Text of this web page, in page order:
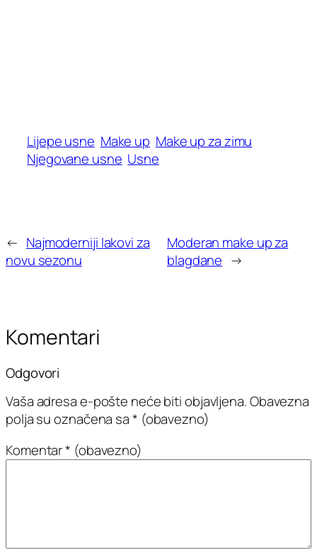
Lijepe usne Make up Make up za zimu
Njegovane usne Usne
← Najmoderniji lakovi za
novu sezonu
Moderan make up za
blagdane →
Komentari
Odgovori
Vaša adresa e-pošte neće biti objavljena.Obavezna
polja su označena sa* (obavezno)
Komentar* (obavezno)